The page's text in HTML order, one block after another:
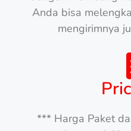
Anda bisa
mengirimnya
*** Harga Paket